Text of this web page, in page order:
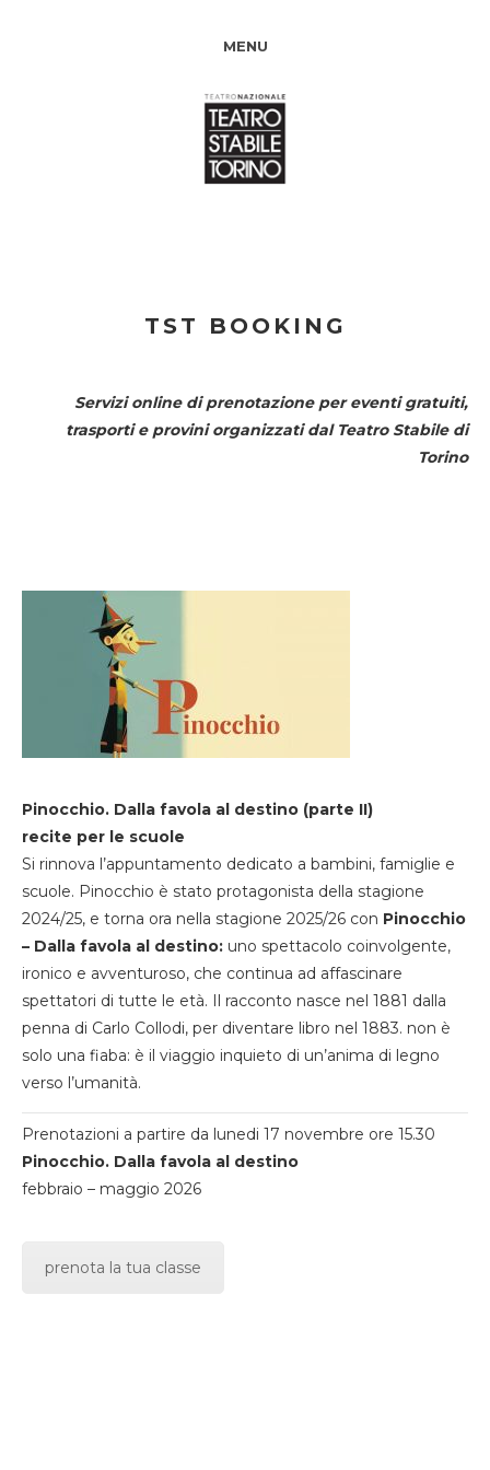
MENU
TST BOOKING
Servizi online di prenotazione per eventi gratuiti,
trasporti e provini organizzati dal Teatro Stabile di
Torino
Pinocchio. Dalla favola al destino (parte II)
recite per le scuole
Si rinnova l’appuntamento dedicato a bambini, famiglie e
scuole. Pinocchio è stato protagonista della stagione
2024/25, e torna ora nella stagione 2025/26 con Pinocchio
– Dalla favola al destino: uno spettacolo coinvolgente,
ironico e avventuroso, che continua ad affascinare
spettatori di tutte le età. Il racconto nasce nel 1881 dalla
penna di Carlo Collodi, per diventare libro nel 1883. non è
solo una fiaba: è il viaggio inquieto di un’anima di legno
verso l’umanità.
Prenotazioni a partire da lunedi 17 novembre ore 15.30
Pinocchio. Dalla favola al destino
febbraio – maggio 2026
prenota la tua classe